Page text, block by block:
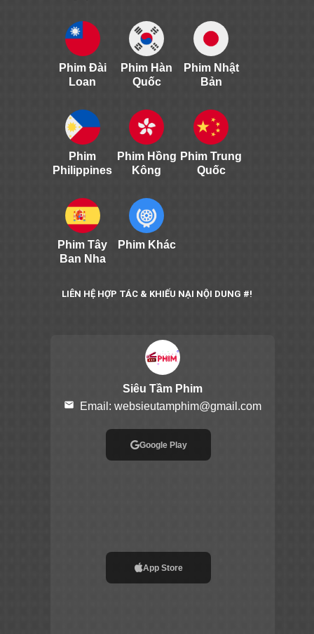
Phim Đài
Loan
Phim Hàn
Quốc
Phim Nhật
Bản
Phim
Philippines
Phim Hồng
Kông
Phim Trung
Quốc
Phim Tây
Ban Nha
Phim Khác
LIÊN HỆ HỢP TÁC & KHIẾU NẠI NỘI DUNG #!
Siêu Tầm Phim
email Email: websieutamphim@gmail.com
Google Play
App Store